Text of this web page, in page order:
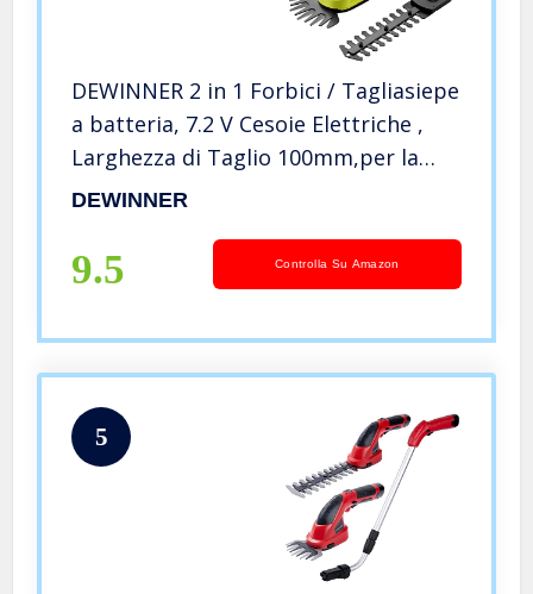
DEWINNER 2 in 1 Forbici / Tagliasiepe
a batteria, 7.2 V Cesoie Elettriche ,
Larghezza di Taglio 100mm,per la
coltivazione di arbusti, giardino, erba
DEWINNER
9.5 Controlla Su Amazon
5